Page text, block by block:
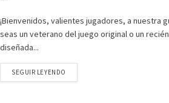
¡Bienvenidos, valientes jugadores, a nuestra
seas un veterano del juego original o un
diseñada...
SEGUIR LEYENDO